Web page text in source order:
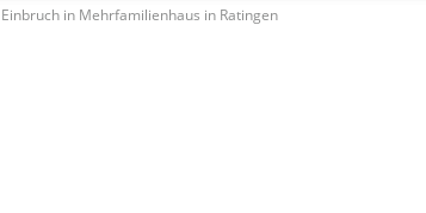
Einbruch in Mehrfamilienhaus in Ratingen